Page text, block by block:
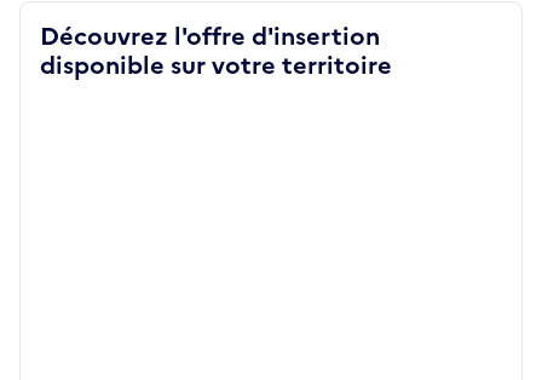
Découvrez l'offre d'insertion
disponible sur votre territoire